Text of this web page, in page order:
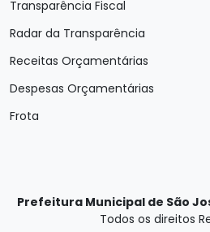
Transparência Fiscal
Radar da Transparência
Receitas Orçamentárias
Despesas Orçamentárias
Frota
Prefeitura Municipal de São
Todos os direitos